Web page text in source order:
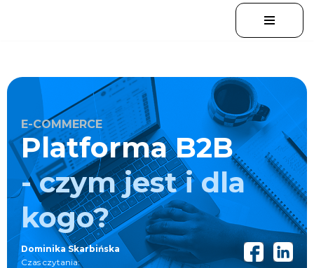
E-COMMERCE
Platforma B2B
- czym jest i dla
kogo?
Dominika Skarbińska
Czas czytania: